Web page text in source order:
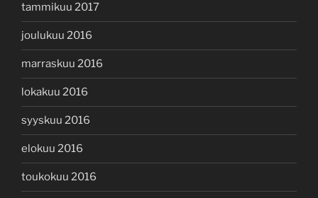
tammikuu 2017
joulukuu 2016
marraskuu 2016
lokakuu 2016
syyskuu 2016
elokuu 2016
toukokuu 2016